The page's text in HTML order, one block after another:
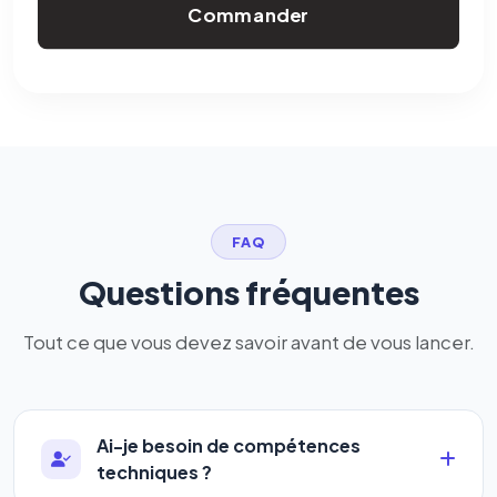
Commander
FAQ
Questions fréquentes
Tout ce que vous devez savoir avant de vous lancer.
Ai-je besoin de compétences
techniques ?